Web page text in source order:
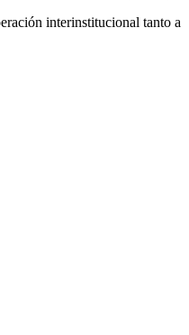
interinstitucional tanto a